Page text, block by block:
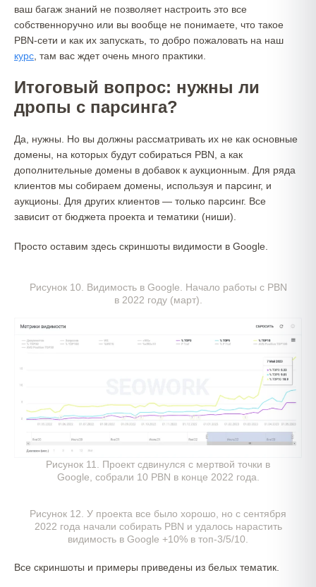
ваш багаж знаний не позволяет настроить это все
собственноручно или вы вообще не понимаете, что такое
PBN-сети и как их запускать, то добро пожаловать на наш
курс , там вас ждет очень много практики.
Итоговый вопрос: нужны ли
дропы с парсинга?
Да, нужны. Но вы должны рассматривать их не как основные
домены, на которых будут собираться PBN, а как
дополнительные домены в добавок к аукционным. Для ряда
клиентов мы собираем домены, используя и парсинг, и
аукционы. Для других клиентов — только парсинг. Все
зависит от бюджета проекта и тематики (ниши).
Просто оставим здесь скриншоты видимости в Google.
Рисунок 10. Видимость в Google. Начало работы с PBN
в 2022 году (март).
Рисунок 11. Проект сдвинулся с мертвой точки в
Google, собрали 10 PBN в конце 2022 года.
Рисунок 12. У проекта все было хорошо, но с сентября
2022 года начали собирать PBN и удалось нарастить
видимость в Google +10% в топ-3/5/10.
Все скриншоты и примеры приведены из белых тематик.